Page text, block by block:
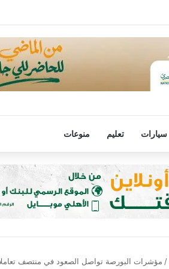
سيارات تعليم منوعات
/ مؤشرات البورصة تواصل الصعود في منتصف